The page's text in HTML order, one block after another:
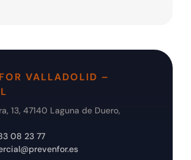
VALLADOLID –
13, 47140 Laguna de Duero,
08 23 77